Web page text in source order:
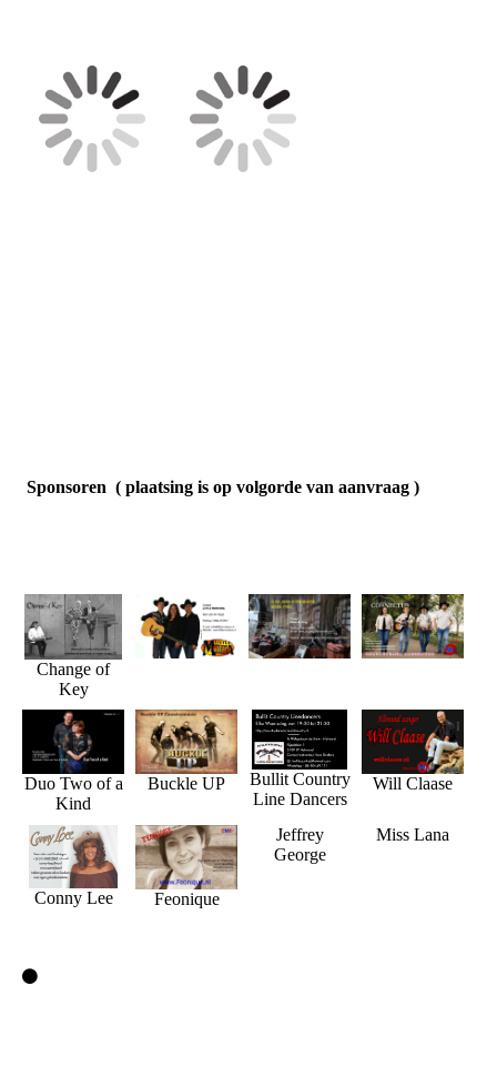
Sponsoren ( plaatsing is op volgorde van aanvraag )
Change of
Key
Duo Two of a
Kind
Buckle UP
Bullit Country
Line Dancers
Will Claase
Conny Lee Feonique
Jeffrey
George
Miss Lana